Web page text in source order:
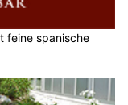
feine spanische